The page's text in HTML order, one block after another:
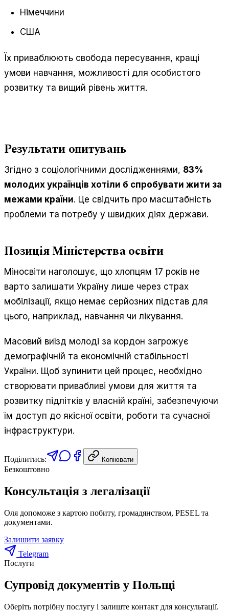
Німеччини
США
Їх приваблюють свобода пересування, кращі
умови навчання, можливості для особистого
розвитку та вищий рівень життя.
Результати опитувань
Згідно з соціологічними дослідженнями, 83%
молодих українців хотіли б спробувати жити за
межами країни. Це свідчить про масштабність
проблеми та потребу у швидких діях держави.
Позиція Міністерства освіти
Міносвіти наголошує, що хлопцям 17 років не
варто залишати Україну лише через страх
мобілізації, якщо немає серйозних підстав для
цього, наприклад, навчання чи лікування.
Масовий виїзд молоді за кордон загрожує
демографічній та економічній стабільності
України. Щоб зупинити цей процес, необхідно
створювати привабливі умови для життя та
розвитку підлітків у власній країні, забезпечуючи
їм доступ до якісної освіти, роботи та сучасної
інфраструктури.
Поділитись: Копіювати
Безкоштовно
Консультація з легалізації
Оля допоможе з картою побиту, громадянством, PESEL та
документами.
Залишити заявку
Telegram
Послуги
Супровід документів у Польщі
Оберіть потрібну послугу і залиште контакт для консультації.